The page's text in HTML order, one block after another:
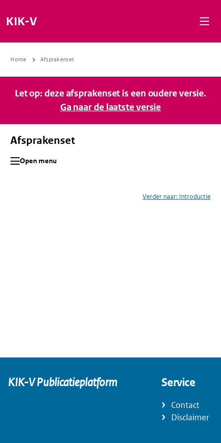
KIK-V
Home Afsprakenset
Let op: deze afsprakenset is een oudere versie.
Ga naar de laatste versie
Afsprakenset
Open menu
Verder naar: Introductie
KIK-V Publicatieplatform Service
Contact
Disclaimer